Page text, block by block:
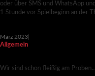
oder über SMS und WhatsApp und
1 Stunde vor Spielbeginn an der
März 2023
Allgemein
Wir sind schon fleißig am